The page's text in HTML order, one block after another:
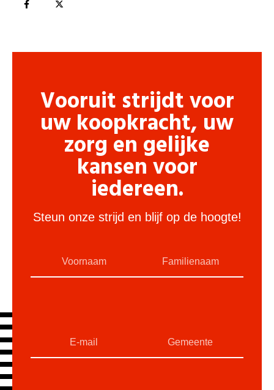
Vooruit strijdt voor
uw koopkracht, uw
zorg en gelijke
kansen voor
iedereen.
Steun onze strijd en blijf op de hoogte!